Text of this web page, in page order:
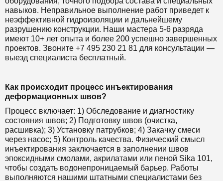
навыков. Неправильное выполнение работ приведет к
неэффективной гидроизоляции и дальнейшему
разрушению конструкции. Наши мастера 5-6 разряда
имеют 10+ лет опыта и более 200 успешно завершенных
проектов. Звоните +7 495 230 21 81 для консультации —
выезд специалиста бесплатный.
Как происходит процесс инъектирования
деформационных швов?
Процесс включает: 1) Обследование и диагностику
состояния швов; 2) Подготовку швов (очистка,
расшивка); 3) Установку патрубков; 4) Закачку смеси
через насос; 5) Контроль качества. Физический смысл
инъектирования заключается в заполнении швов
эпоксидными смолами, акрилатами или пеной Sika 101,
чтобы создать водонепроницаемый барьер. Работы
выполняются нашими штатными специалистами без